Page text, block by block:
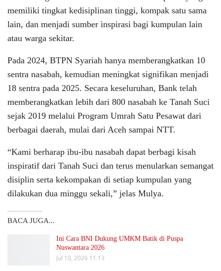
memiliki tingkat kedisiplinan tinggi, kompak satu sama
lain, dan menjadi sumber inspirasi bagi kumpulan lain
atau warga sekitar.
Pada 2024, BTPN Syariah hanya memberangkatkan 10
sentra nasabah, kemudian meningkat signifikan menjadi
18 sentra pada 2025. Secara keseluruhan, Bank telah
memberangkatkan lebih dari 800 nasabah ke Tanah Suci
sejak 2019 melalui Program Umrah Satu Pesawat dari
berbagai daerah, mulai dari Aceh sampai NTT.
“Kami berharap ibu-ibu nasabah dapat berbagi kisah
inspiratif dari Tanah Suci dan terus menularkan semangat
disiplin serta kekompakan di setiap kumpulan yang
dilakukan dua minggu sekali,” jelas Mulya.
BACA JUGA...
Ini Cara BNI Dukung UMKM Batik di Puspa
Nuswantara 2026
Jul 10, 2026 11:13